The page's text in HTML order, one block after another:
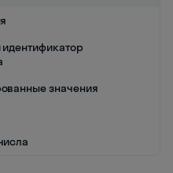
значения